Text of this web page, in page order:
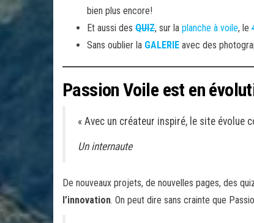
bien plus encore!
Et aussi des QUIZ, sur la planche à voile, le
Sans oublier la GALERIE avec des
Passion Voile est en
« Avec un créateur inspiré, le site évolue
Un internaute
De nouveaux projets, de nouvelles pages, des
l’innovation. On peut dire sans crainte que